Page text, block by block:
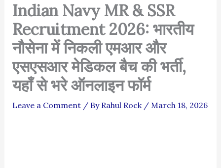
Indian Navy MR & SSR
Recruitment 2026: भारतीय
नौसेना में निकली एमआर और
एसएसआर मेडिकल बैच की भर्ती,
यहाँ से भरे ऑनलाइन फॉर्म
Leave a Comment / By Rahul Rock / March 18, 2026